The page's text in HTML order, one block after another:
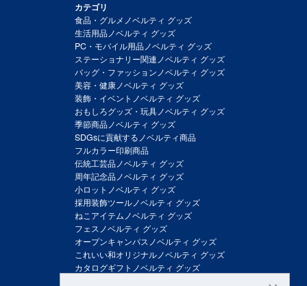
カテゴリ
食品・グルメノベルティ グッズ
生活用品ノベルティ グッズ
PC・モバイル用品ノベルティ グッズ
ステーショナリー関連ノベルティ グッズ
バッグ・ファッションノベルティ グッズ
美容・健康ノベルティ グッズ
装飾・イベントノベルティ グッズ
おもしろグッズ・玩具ノベルティ グッズ
季節商品ノベルティ グッズ
SDGsに貢献するノベルティ商品
フルカラー印刷商品
伝統工芸品ノベルティ グッズ
周年記念品ノベルティ グッズ
小ロットノベルティ グッズ
採用装飾ツールノベルティ グッズ
ねこアイテムノベルティ グッズ
フェスノベルティ グッズ
オープンキャンパスノベルティ グッズ
これいい和オリジナルノベルティ グッズ
カタログギフトノベルティ グッズ